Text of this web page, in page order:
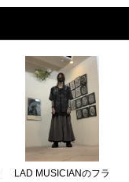
LAD MUSICIANのフラ